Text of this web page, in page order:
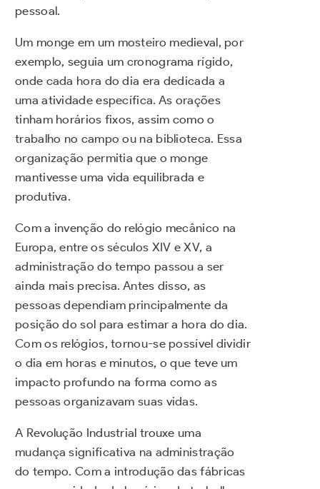
pessoal.
Um monge em um mosteiro medieval, por
exemplo, seguia um cronograma rígido,
onde cada hora do dia era dedicada a
uma atividade específica. As orações
tinham horários fixos, assim como o
trabalho no campo ou na biblioteca. Essa
organização permitia que o monge
mantivesse uma vida equilibrada e
produtiva.
Com a invenção do relógio mecânico na
Europa, entre os séculos XIV e XV, a
administração do tempo passou a ser
ainda mais precisa. Antes disso, as
pessoas dependiam principalmente da
posição do sol para estimar a hora do dia.
Com os relógios, tornou-se possível dividir
o dia em horas e minutos, o que teve um
impacto profundo na forma como as
pessoas organizavam suas vidas.
A Revolução Industrial trouxe uma
mudança significativa na administração
do tempo. Com a introdução das fábricas